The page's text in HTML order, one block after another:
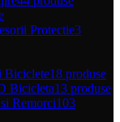
Protectie3
Biciclete18 produse
Bicicleta13 produse
Remorci103